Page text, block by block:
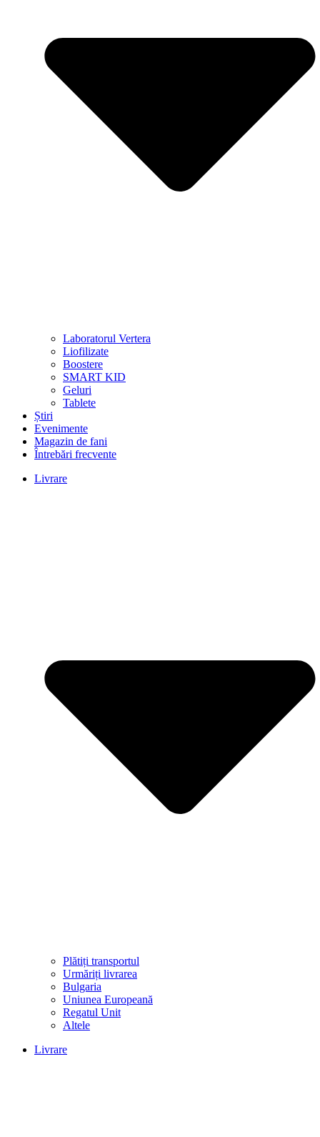
Laboratorul Vertera
Liofilizate
Boostere
SMART KID
Geluri
Tablete
Știri
Evenimente
Magazin de fani
Întrebări frecvente
Livrare
Plătiți transportul
Urmăriți livrarea
Bulgaria
Uniunea Europeană
Regatul Unit
Altele
Livrare